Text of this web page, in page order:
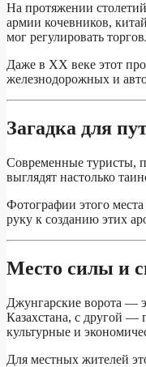
На протяжении
армии кочевников,
мог регулировать
Даже в XX веке этот
железнодорожных и
Загадка для
Современные туристы,
выглядят настолько
Фотографии этого
руку к созданию этих
Место силы и
Джунгарские ворота —
Казахстана, с другой —
культурные и
Для местных жителей